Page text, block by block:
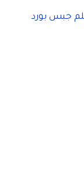
أفضل معلم جبس بورد